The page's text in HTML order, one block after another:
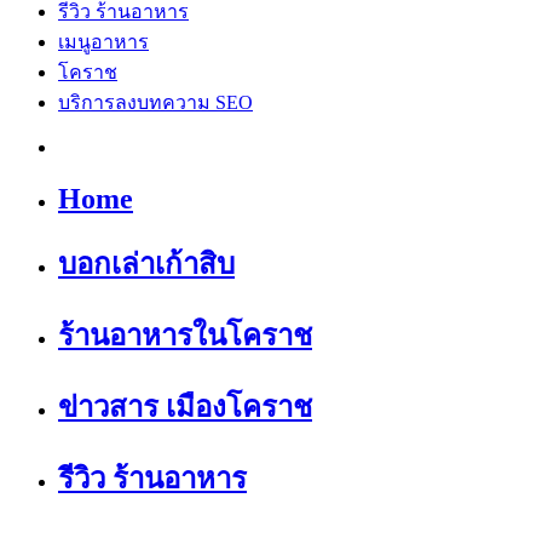
รีวิว ร้านอาหาร
เมนูอาหาร
โคราช
บริการลงบทความ SEO
Home
บอกเล่าเก้าสิบ
ร้านอาหารในโคราช
ข่าวสาร เมืองโคราช
รีวิว ร้านอาหาร